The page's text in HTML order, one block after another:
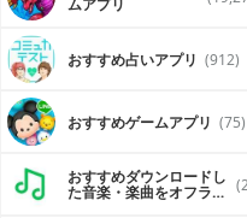
ムアプリ
おすすめ占いアプリ (912)
おすすめゲームアプリ (75)
おすすめダウンロードし
た音楽・楽曲をオフライ